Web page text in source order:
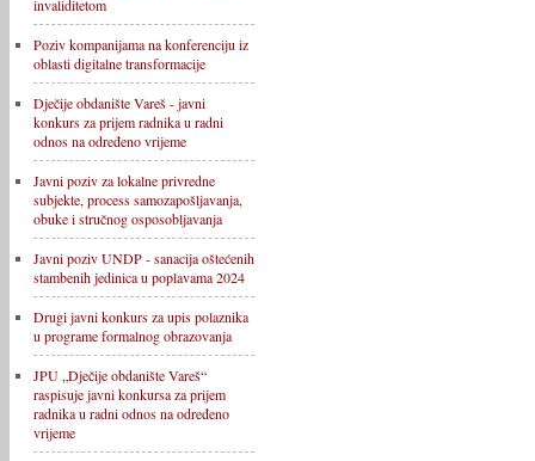
invaliditetom
Poziv kompanijama na konferenciju iz
oblasti digitalne transformacije
Dječije obdanište Vareš - javni
konkurs za prijem radnika u radni
odnos na određeno vrijeme
Javni poziv za lokalne privredne
subjekte, process samozapošljavanja,
obuke i stručnog osposobljavanja
Javni poziv UNDP - sanacija oštećenih
stambenih jedinica u poplavama 2024
Drugi javni konkurs za upis polaznika
u programe formalnog obrazovanja
JPU „Dječije obdanište Vareš“
raspisuje javni konkursa za prijem
radnika u radni odnos na određeno
vrijeme